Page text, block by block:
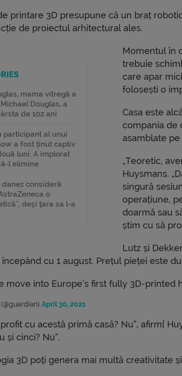
printare 3D presupune că un braț
de proiectul arhitectural ales.
mama vitregă a
Douglas, a
de 102 ani
participant al unui
a fost ținut captiv
luni. A implorat
l elimine
danez consideră
o
deși țara sa l-a
Momentul în
trebuie
care apar
folosești o
Casa este
compania de
asamblate
„Teoretic,
Huysmans.
singură
operațiune,
doarmă sau
știm cu să
Lutz și
cu 1 august. Prețul pieței este
move into Europe’s first fully 3D-printed
April 30, 2021
cu acestă primă casă? Nu”, afirm[
și cinci? Nu”.
3D poți genera mai multă creativitate